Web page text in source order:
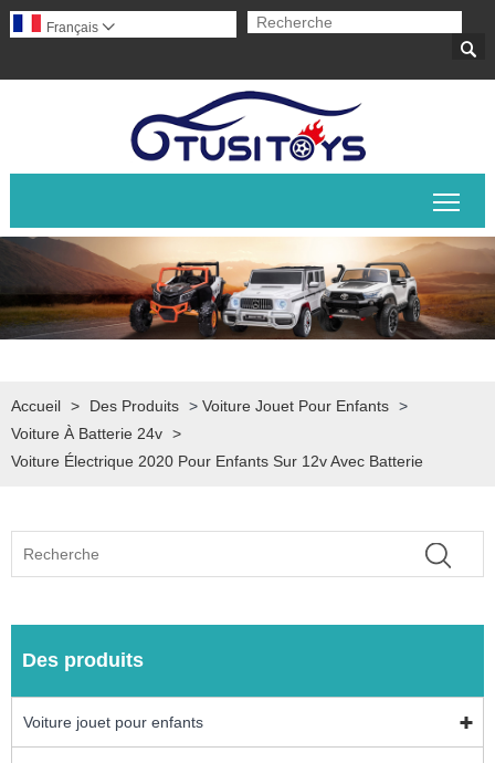

Français 
Accueil > Des Produits > Voiture Jouet Pour Enfants >
Voiture À Batterie 24v >
Voiture Électrique 2020 Pour Enfants Sur 12v Avec Batterie
Des produits
Voiture jouet pour enfants